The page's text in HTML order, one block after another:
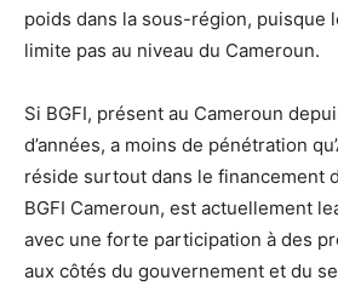
poids dans la sous-région, puisque
limite pas au niveau du Cameroun.
Si BGFI, présent au Cameroun
d’années, a moins de pénétration
réside surtout dans le financement
BGFI Cameroun, est actuellement
avec une forte participation à des
aux côtés du gouvernement et du